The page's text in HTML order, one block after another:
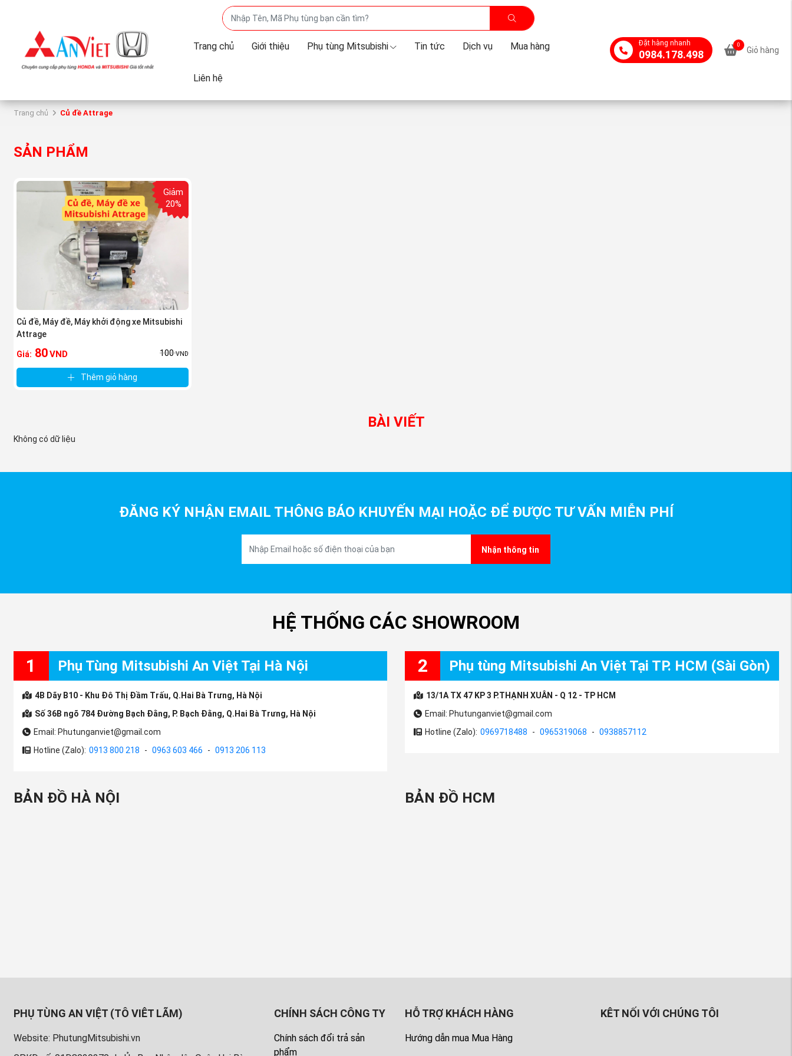
Trang chủ Giới thiệu Phụ tùng Mitsubishi Tin tức Dịch vụ Mua hàng
Liên hệ
Đặt hàng nhanh
0984.178.498
0
Giỏ hàng
Trang chủ Củ đề Attrage
SẢN PHẨM
Giảm
20%
Củ đề, Máy đề, Máy khởi động xe Mitsubishi
Attrage
Giá: 80VND 100 VND
Thêm giỏ hàng
BÀI VIẾT
Không có dữ liệu
ĐĂNG KÝ NHẬN EMAIL THÔNG BÁO KHUYẾN MẠI HOẶC ĐỂ ĐƯỢC TƯ VẤN MIỄN PHÍ
Nhận thông tin
HỆ THỐNG CÁC SHOWROOM
1 Phụ Tùng Mitsubishi An Việt Tại Hà Nội
4B Dãy B10 - Khu Đô Thị Đầm Trấu, Q.Hai Bà Trưng, Hà Nội
Số 36B ngõ 784 Đường Bạch Đằng, P. Bạch Đằng, Q.Hai Bà Trưng, Hà Nội
Email: Phutunganviet@gmail.com
Hotline (Zalo): 0913 800 218 - 0963 603 466 - 0913 206 113
2 Phụ tùng Mitsubishi An Việt Tại TP. HCM (Sài Gòn)
13/1A TX 47 KP 3 P.THẠNH XUÂN - Q 12 - TP HCM
Email: Phutunganviet@gmail.com
Hotline (Zalo): 0969718488 - 0965319068 - 0938857112
BẢN ĐỒ HÀ NỘI BẢN ĐỒ HCM
PHỤ TÙNG AN VIỆT (TÔ VIÊT LÃM)
Website: PhutungMitsubishi.vn
CHÍNH SÁCH CÔNG TY
Chính sách đổi trả sản
phẩm
HỖ TRỢ KHÁCH HÀNG
Hướng dẫn mua Mua Hàng
KÊT NỐI VỚI CHÚNG TÔI